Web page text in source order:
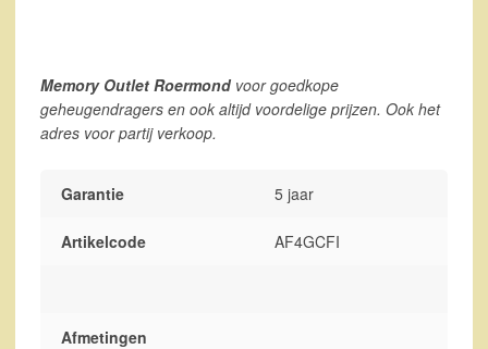
Memory Outlet Roermondvoor goedkope
geheugendragers en ook altijd voordelige prijzen. Ook het
adres voor partij verkoop.
Garantie 5 jaar
Artikelcode AF4GCFI
Afmetingen